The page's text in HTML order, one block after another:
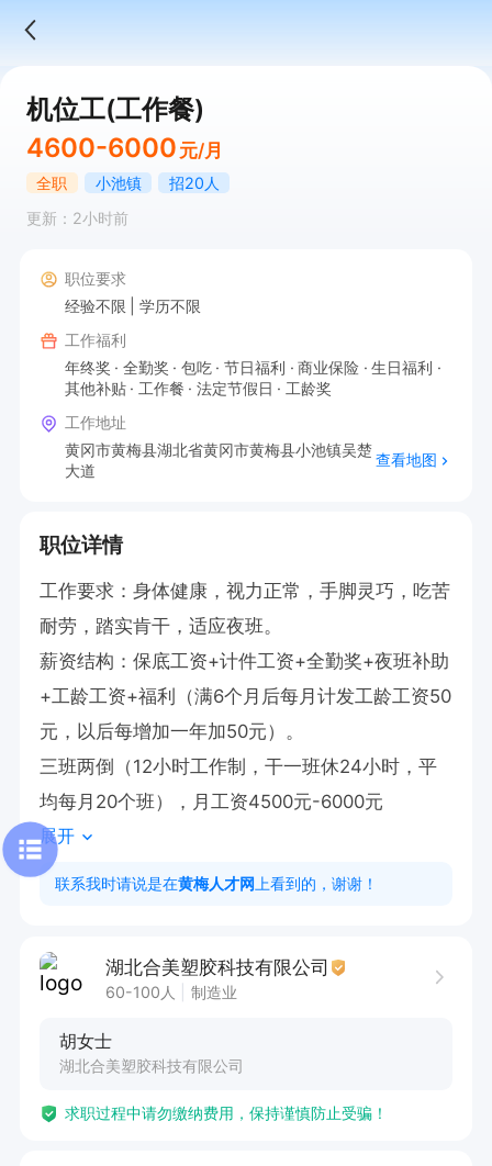
机位工(工作餐)
4600-6000 元/月
全职 小池镇
招20人
更新：2小时前
职位要求
经验不限
学历不限
工作福利
年终奖
全勤奖 包吃 节日福利 商业保险
生日福利
其他补贴
工作餐 法定节假日
工龄奖
工作地址
黄冈市黄梅县湖北省黄冈市黄梅县小池镇吴楚
大道
查看地图
职位详情
工作要求：身体健康，视力正常，手脚灵巧，吃苦
耐劳，踏实肯干，适应夜班。
薪资结构：保底工资+计件工资+全勤奖+夜班补助
+工龄工资+福利（满6个月后每月计发工龄工资50
元，以后每增加一年加50元）。
三班两倒（12小时工作制，干一班休24小时，平
均每月20个班），月工资4500元-6000元
展开
联系我时请说是在黄梅人才网 上看到的，谢谢！
湖北合美塑胶科技有限公司
60-100人 制造业
胡女士
湖北合美塑胶科技有限公司
求职过程中请勿缴纳费用，保持谨慎防止受骗！